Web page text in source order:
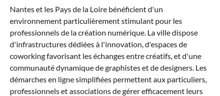
Nantes et les Pays de la Loire bénéficient d'un
environnement particulièrement stimulant pour les
professionnels de la création numérique. La ville dispose
d'infrastructures dédiées à l'innovation, d'espaces de
coworking favorisant les échanges entre créatifs, et d'une
communauté dynamique de graphistes et de designers. Les
démarches en ligne simplifiées permettent aux particuliers,
professionnels et associations de gérer efficacement leurs